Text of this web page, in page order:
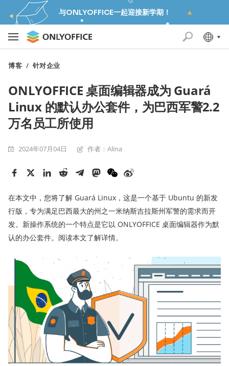
与ONLYOFFICE一起迎接新学期！
博客 / 针对企业
ONLYOFFICE 桌面编辑器成为 Guará
Linux 的默认办公套件，为巴西军警2.2
万名员工所使用
2024年07月04日 作者：Alina
在本文中，您将了解 Guará Linux，这是一个基于 Ubuntu 的新发
行版，专为满足巴西最大的州之一米纳斯吉拉斯州军警的需求而开
发。新操作系统的一个特点是它以 ONLYOFFICE 桌面编辑器作为默
认的办公套件。阅读本文了解详情。